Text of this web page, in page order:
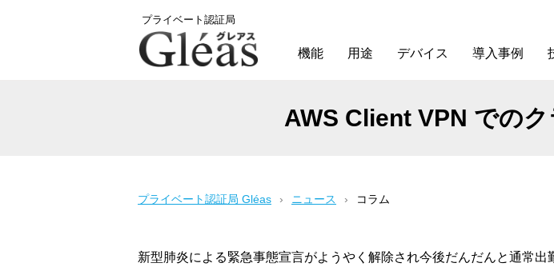
プライベート認証局
機能 用途 デバイス 導入事例
AWS Client VPN での
プライベート認証局 Gléas ニュース コラム
新型肺炎による緊急事態宣言がようやく解除され今後だんだんと通常